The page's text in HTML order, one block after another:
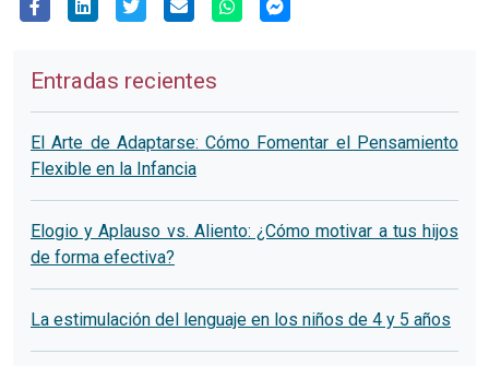
Entradas recientes
El Arte de Adaptarse: Cómo Fomentar el Pensamiento
Flexible en la Infancia
Elogio y Aplauso vs. Aliento: ¿Cómo motivar a tus hijos
de forma efectiva?
La estimulación del lenguaje en los niños de 4 y 5 años